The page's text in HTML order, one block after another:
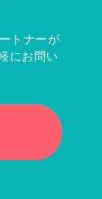
トナーが
にお問い